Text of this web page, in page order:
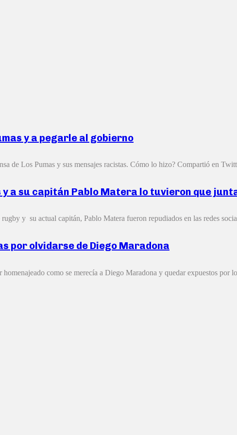
y a pegarle al gobierno
de Los Pumas y sus mensajes racistas. Cómo lo hizo? Compartió en
y a su capitán Pablo Matera lo tuvieron que
y su actual capitán, Pablo Matera fueron repudiados en las redes
por olvidarse de Diego Maradona
como se merecía a Diego Maradona y quedar expuestos por